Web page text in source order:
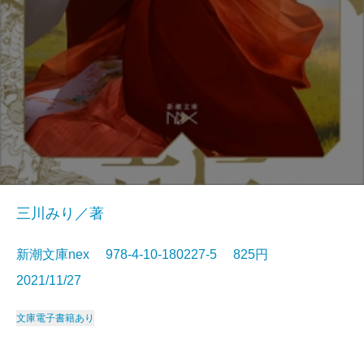
三川みり／著
新潮文庫nex 978-4-10-180227-5 825円
2021/11/27
文庫電子書籍あり